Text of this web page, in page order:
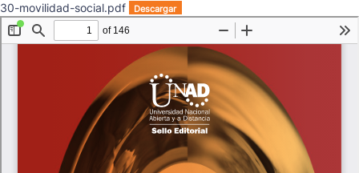
30-movilidad-social.pdf Descargar